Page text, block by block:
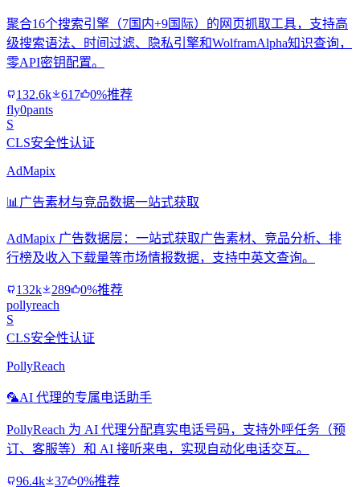
聚合16个搜索引擎（7国内+9国际）的网页抓取工具，支持高
级搜索语法、时间过滤、隐私引擎和WolframAlpha知识查询，
零API密钥配置。
132.6k 617
0%推荐
fly0pants
S
CLS安全性认证
AdMapix
📊 广告素材与竞品数据一站式获取
AdMapix 广告数据层：一站式获取广告素材、竞品分析、排
行榜及收入下载量等市场情报数据，支持中英文查询。
132k 289
0%推荐
pollyreach
S
CLS安全性认证
PollyReach
🦜AI 代理的专属电话助手
PollyReach 为 AI 代理分配真实电话号码，支持外呼任务（预
订、客服等）和 AI 接听来电，实现自动化电话交互。
96.4k 37 0%推荐